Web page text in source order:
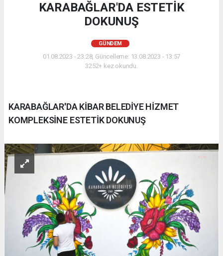
KARABAĞLAR'DA ESTETİK
DOKUNUŞ
GÜNDEM
01.08.2023 - 23:28, Güncelleme: 13.08.2023 - 13:57
3252+ kez okundu.
KARABAĞLAR'DA KİBAR BELEDİYE HİZMET
KOMPLEKSİNE ESTETİK DOKUNUŞ